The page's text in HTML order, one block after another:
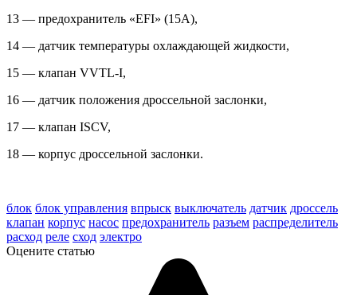
13 — предохранитель «EFI» (15A),
14 — датчик температуры охлаждающей жидкости,
15 — клапан VVTL-I,
16 — датчик положения дроссельной заслонки,
17 — клапан ISCV,
18 — корпус дроссельной заслонки.
блок блок управления впрыск выключатель датчик дроссель
клапан корпус насос предохранитель разъем распределитель
расход реле сход электро
Оцените статью